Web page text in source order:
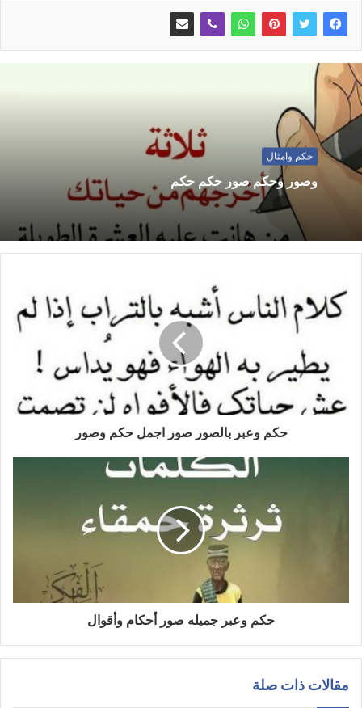
حكم وامثال
وصور وحكم صور حكم حكم
حكم وعبر بالصور صور اجمل حكم وصور
حكم وعبر جميله صور أحكام وأقوال
مقالات ذات صلة